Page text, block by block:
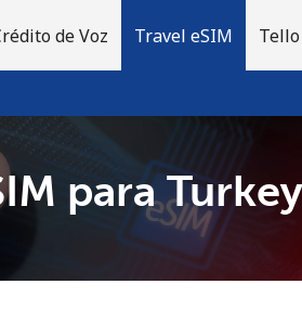
de Voz Travel eSIM
Inicia sesión →
para Turkey